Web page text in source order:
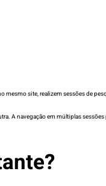
site, realizem sessões de
A navegação em múltiplas